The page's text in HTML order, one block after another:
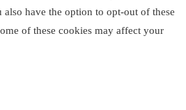
have the option to opt-out of these
of these cookies may affect your